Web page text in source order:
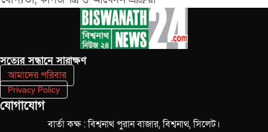
সত‌্যের সন্ধানে সারাক্ষণ
আমাদের পরিবার
Privacy Policy
যোগাযোগ
বার্তা কক্ষ : বিশ্বনাথ পুরান বাজার, বিশ্বনাথ, সিলেট।